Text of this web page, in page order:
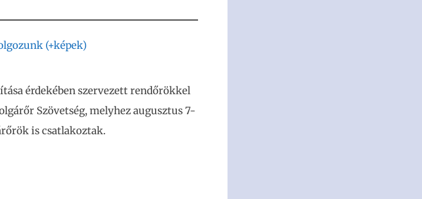
(+képek)
érdekében szervezett rendőrökkel
Szövetség, melyhez augusztus 7-
is csatlakoztak.